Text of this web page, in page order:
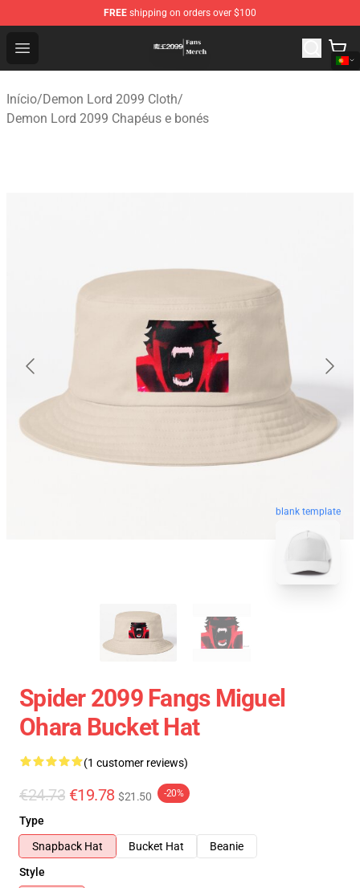
FREE shipping on orders over $100
Open menu
Demon Lord 2099 Store - Official Demon Lord 2099
Início/Demon Lord 2099 Cloth/
Demon Lord 2099 Chapéus e bonés
blank template
Spider 2099 Fangs Miguel
Ohara Bucket Hat
(1 customer reviews)
€24.73 €19.78 $21.50 -20%
Type
Snapback Hat
Bucket Hat
Beanie
Style